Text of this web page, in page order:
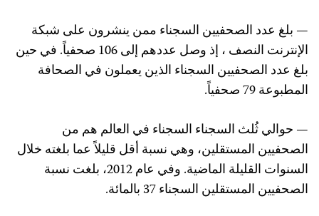
— بلغ عدد الصحفيين السجناء ممن ينشرون على شبكة
الإنترنت النصف ، إذ وصل عددهم إلى 106 صحفياً. في حين
بلغ عدد الصحفيين السجناء الذين يعملون في الصحافة
المطبوعة 79 صحفياً.
— حوالي ثُلث السجناء السجناء في العالم هم من
الصحفيين المستقلين، وهي نسبة أقل قليلاً عما بلغته خلال
السنوات القليلة الماضية. وفي عام 2012، بلغت نسبة
الصحفيين المستقلين السجناء 37 بالمائة.